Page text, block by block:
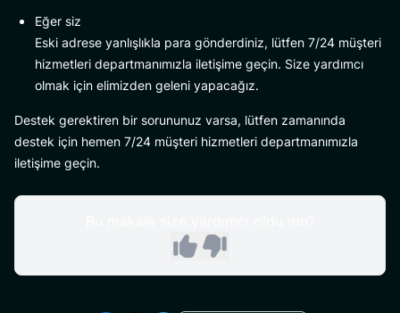
Eğer siz
Eski adrese yanlışlıkla para gönderdiniz, lütfen 7/24 müşteri
hizmetleri departmanımızla iletişime geçin. Size yardımcı
olmak için elimizden geleni yapacağız.
Destek gerektiren bir sorununuz varsa, lütfen zamanında
destek için hemen 7/24 müşteri hizmetleri departmanımızla
iletişime geçin.